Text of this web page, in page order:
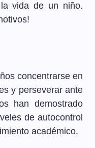
vida de un niño.
concentrarse en
y perseverar ante
han demostrado
de autocontrol
académico.